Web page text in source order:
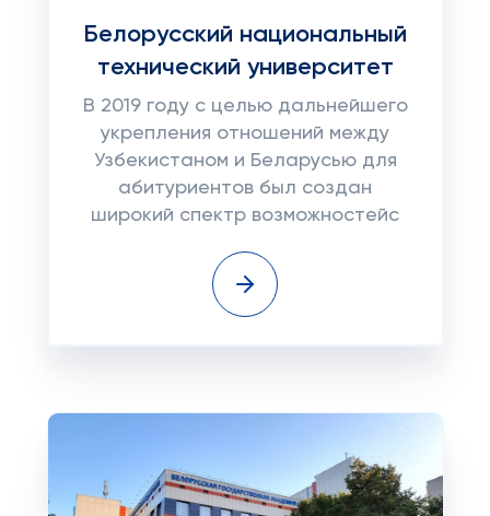
Белорусский национальный
технический университет
В 2019 году с целью дальнейшего
укрепления отношений между
Узбекистаном и Беларусью для
абитуриентов был создан
широкий спектр возможностейс